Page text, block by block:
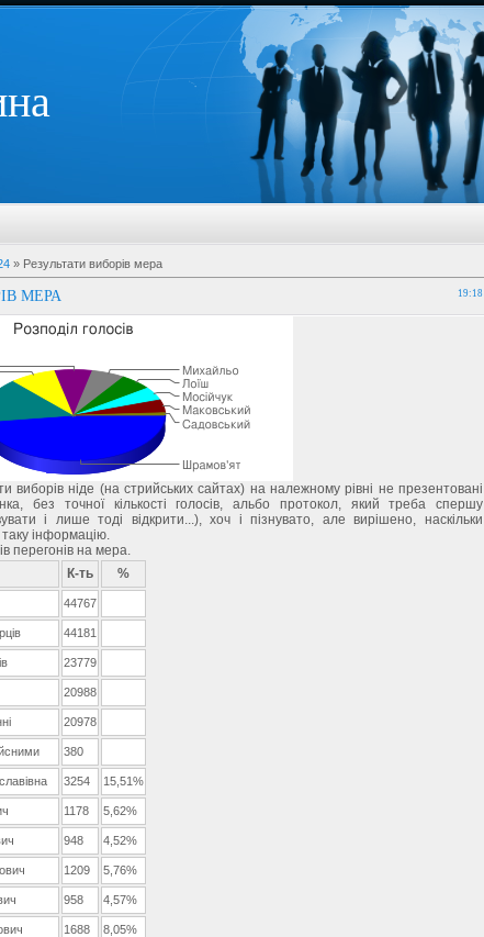
» Результати виборів мера
19:18
МЕРА
виборів ніде (на стрийських сайтах) на належному рівні не презентовані
без точної кількості голосів, альбо протокол, який треба спершу
і лише тоді відкрити...), хоч і пізнувато, але вирішено, наскільки
інформацію.
перегонів на мера.
К-ть %
44767
44181
23779
20988
20978
380
3254 15,51%
1178 5,62%
948 4,52%
1209 5,76%
958 4,57%
1688 8,05%